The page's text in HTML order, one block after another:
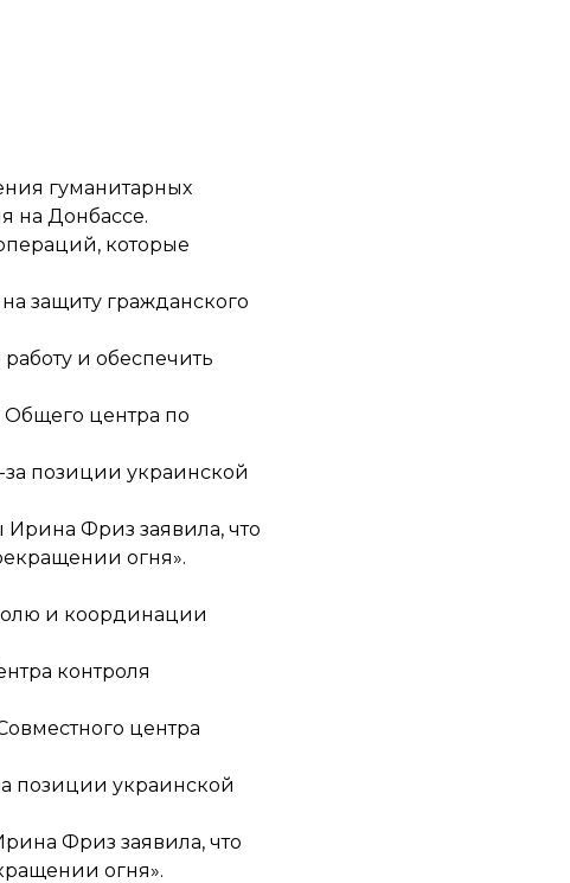
гуманитарных
на Донбассе.
которые
защиту гражданского
и обеспечить
Общего центра по
позиции украинской
Фриз заявила, что
огня».
и координации
контроля
центра
позиции украинской
Фриз заявила, что
огня».